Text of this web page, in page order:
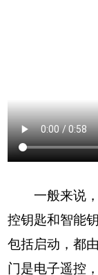
一般来说，
控钥匙和智能
包括启动，都
门是电子遥控